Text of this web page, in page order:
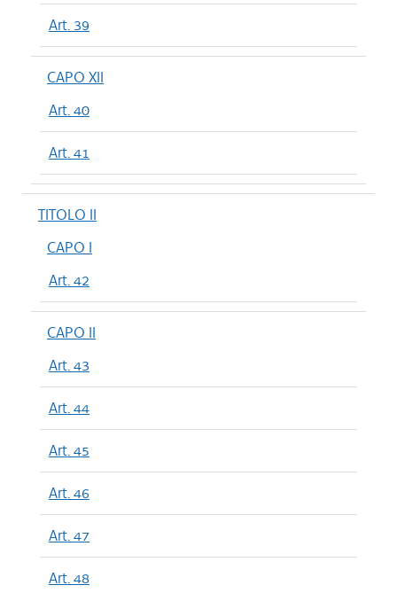
Art. 39
CAPO XII
Art. 40
Art. 41
TITOLO II
CAPO I
Art. 42
CAPO II
Art. 43
Art. 44
Art. 45
Art. 46
Art. 47
Art. 48